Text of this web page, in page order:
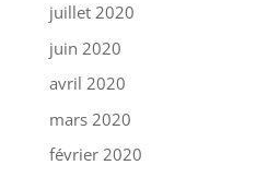
juillet 2020
juin 2020
avril 2020
mars 2020
février 2020